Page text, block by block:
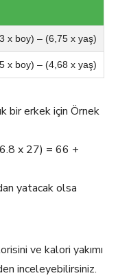
x boy) – (6,75 x yaş)
x boy) – (4,68 x yaş)
bir erkek için Örnek
x 27) = 66 +
yatacak olsa
ve kalori yakımı
inceleyebilirsiniz.